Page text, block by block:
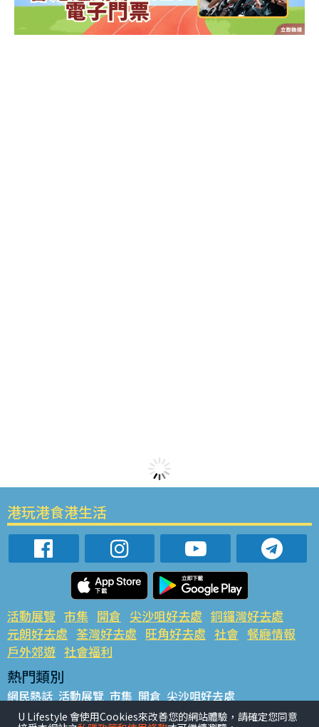
港玩港食港生活
活動展覽 市集 開倉 尖沙咀好去處 銅鑼灣好去處
元朗好去處 荃灣好去處 旺角好去處 社會 餐廳情報
戶外郊遊 社會福利
熱門類別
網民熱話 活動展覽 市集 開倉 尖沙咀好去處
銅鑼灣好去處 元朗好去處 荃灣好去處 旺角好去處 社會
U Lifestyle 會使用Cookies來改善您的網站體驗，請確定您同意